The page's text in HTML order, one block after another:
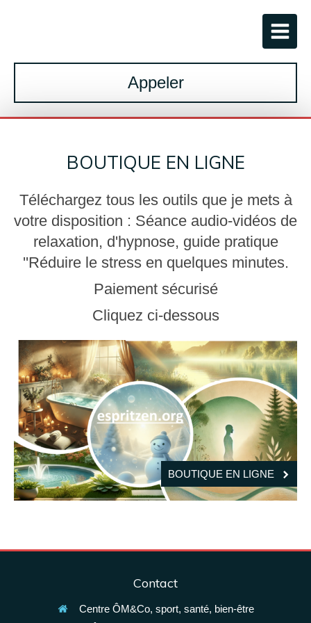
Appeler
BOUTIQUE EN LIGNE
Téléchargez tous les outils que je mets à
votre disposition : Séance audio-vidéos de
relaxation, d'hypnose, guide pratique
''Réduire le stress en quelques minutes.
Paiement sécurisé
Cliquez ci-dessous
BOUTIQUE EN LIGNE
Contact
Centre ÔM&Co, sport, santé, bien-être